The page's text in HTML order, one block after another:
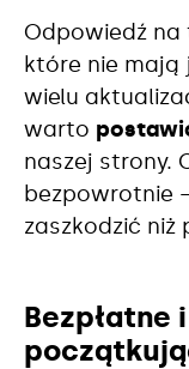
Odpowiedź
które nie mają
wielu
warto
naszej strony.
bezpowrotnie
zaszkodzić niż
Bezpłatne